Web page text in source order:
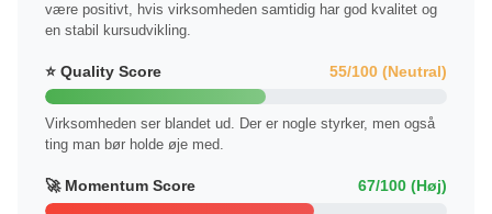
være positivt, hvis virksomheden samtidig har god kvalitet og
en stabil kursudvikling.
⭐ Quality Score 55/100 (Neutral)
Virksomheden ser blandet ud. Der er nogle styrker, men også
ting man bør holde øje med.
🚀 Momentum Score 67/100 (Høj)